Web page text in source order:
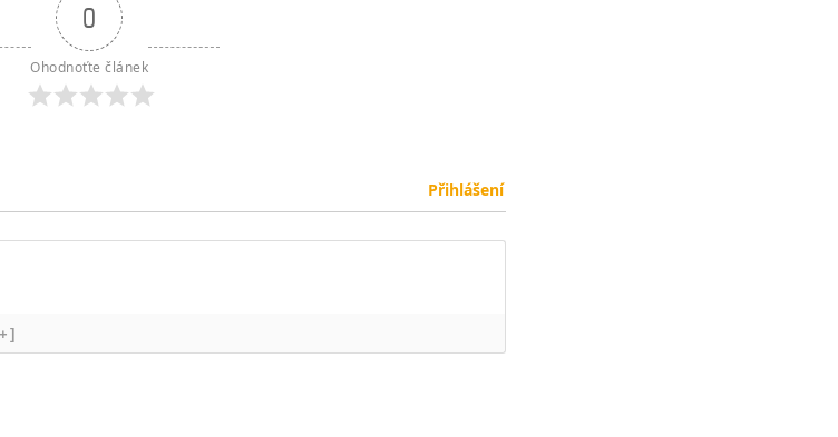
0
Ohodnoťte článek
Přihlášení